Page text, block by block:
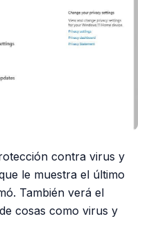
contra virus y
le muestra el último
También verá el
cosas como virus y